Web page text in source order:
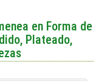
en Forma de
Plateado,